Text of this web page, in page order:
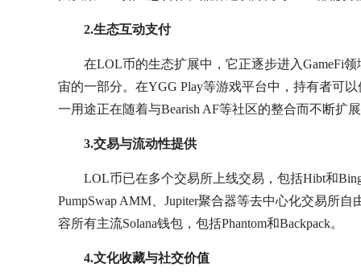
2.生态互动支付
在LOL币的生态扩展中，它正逐步进入GameFi
宙的一部分。在YGG Play等游戏平台中，持有者可
一用途正在随着与Bearish AF等社区的整合而不断扩
3.交易与流动性提供
LOL币已在多个交易所上线交易，包括Hibt和
PumpSwap AMM、Jupiter聚合器等去中心化交易所
容所有主流Solana钱包，包括Phantom和Backpack。
4.文化收藏与社交价值